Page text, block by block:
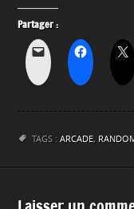
Partager :
TAGS : ARCADE,